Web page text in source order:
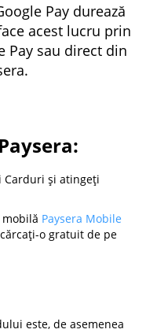
Pay durează
acest lucru prin
Pay sau direct din
Carduri și atingeți
Paysera Mobile
o gratuit de pe
este, de asemenea